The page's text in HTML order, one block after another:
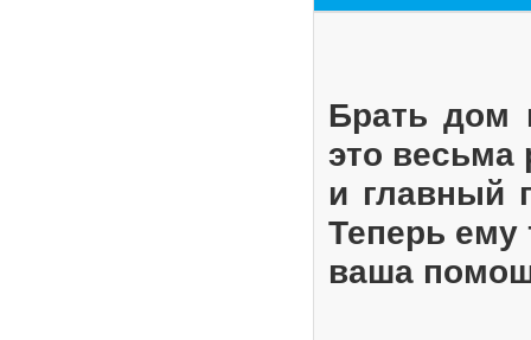
Брать дом
это весьма
и главный
Теперь ему
ваша